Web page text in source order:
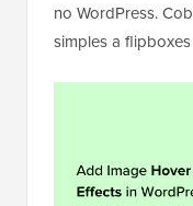
no WordPress.
simples a